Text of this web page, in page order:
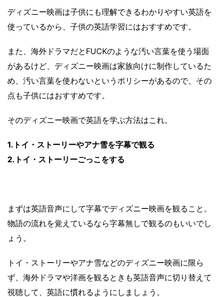
ディズニー映画は子供にも理解できるわかりやすい英語を
使っているから、子供の英語学習にはおすすめです。
また、海外ドラマだとFUCKのような汚い言葉を使う場面
があるけど、ディズニー映画は家族向けに制作しているた
め、汚い言葉を使わないというポリシーがあるので、その
点も子供にはおすすめです。
そのディズニー映画で英語を学ぶ方法はこれ。
1.トイ・ストーリーやアナ雪を字幕で観る
2.トイ・ストーリーごっこをする
まずは英語音声にして字幕でディズニー映画を観ること。
物語の流れを覚えているなら字幕無しで観るのもいいでし
ょう。
トイ・ストーリーやアナ雪などのディズニー映画に限ら
ず、海外ドラマや洋画を観るときも英語音声に切り替えて
視聴して、英語に慣れるようにしましょう。